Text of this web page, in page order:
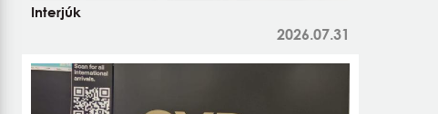
Interjúk
2026.07.31